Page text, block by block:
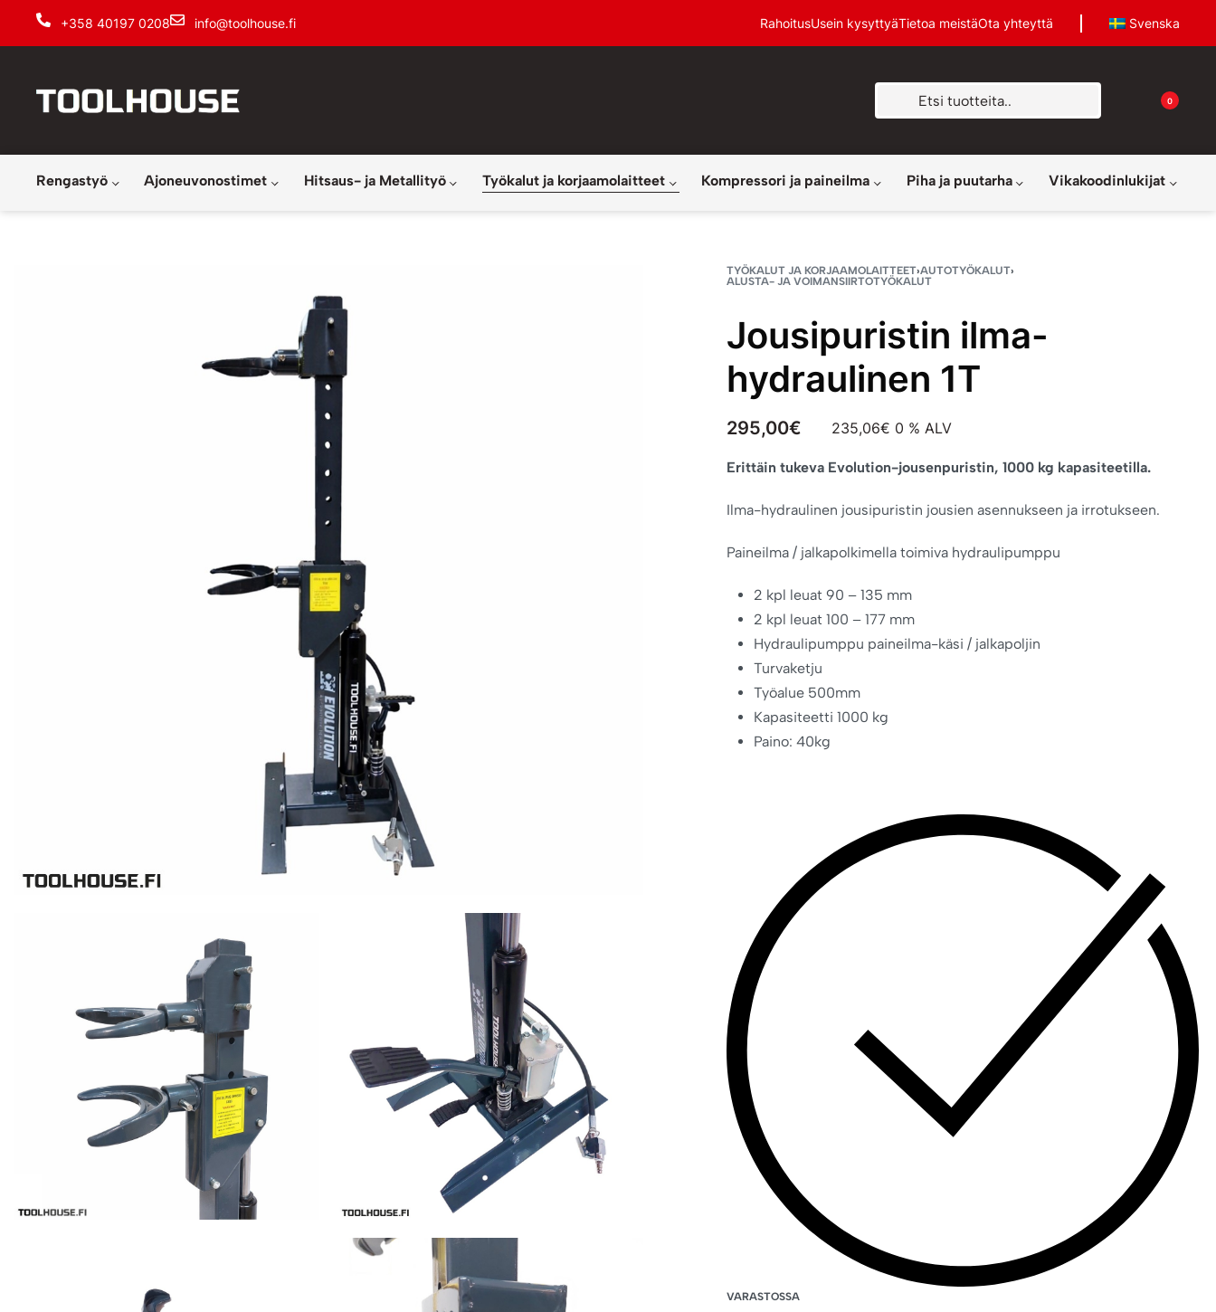
+358 40197 0208 info@toolhouse.fi RahoitusUsein kysyttyäTietoa meistäOta yhteyttä Svenska
0
Rengastyö Ajoneuvonostimet Hitsaus- ja Metallityö Työkalut ja korjaamolaitteet Kompressori ja paineilma Piha ja puutarha Vikakoodinlukijat
TYÖKALUT JA KORJAAMOLAITTEET›AUTOTYÖKALUT›
ALUSTA- JA VOIMANSIIRTOTYÖKALUT
Jousipuristin ilma-
hydraulinen 1T
295,00€ 235,06€ 0 % ALV
Erittäin tukeva Evolution-jousenpuristin, 1000 kg kapasiteetilla.
Ilma-hydraulinen jousipuristin jousien asennukseen ja irrotukseen.
Paineilma / jalkapolkimella toimiva hydraulipumppu
2 kpl leuat 90 – 135 mm
2 kpl leuat 100 – 177 mm
Hydraulipumppu paineilma-käsi / jalkapoljin
Turvaketju
Työalue 500mm
Kapasiteetti 1000 kg
Paino: 40kg
VARASTOSSA